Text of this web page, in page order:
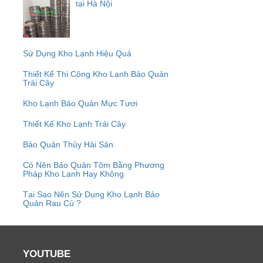
tại Hà Nội
Sử Dụng Kho Lạnh Hiệu Quả
Thiết Kế Thi Công Kho Lạnh Bảo Quản
Trái Cây
Kho Lạnh Bảo Quản Mực Tươi
Thiết Kế Kho Lạnh Trái Cây
Bảo Quản Thủy Hải Sản
Có Nên Bảo Quản Tôm Bằng Phương
Pháp Kho Lạnh Hay Không
Tại Sao Nên Sử Dụng Kho Lạnh Bảo
Quản Rau Củ ?
YOUTUBE